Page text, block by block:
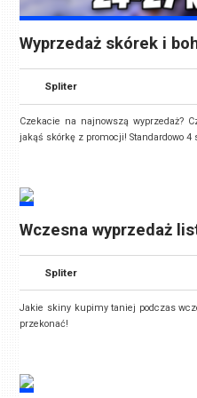
Wyprzedaż skórek i
Spliter
Czekacie na najnowszą wyprzedaż?
jakąś skórkę z promocji! Standardowo 4
Wczesna wyprzedaż
Spliter
Jakie skiny kupimy taniej podczas
przekonać!